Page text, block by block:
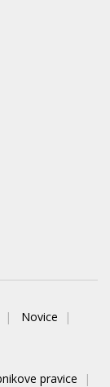
Novice
pravice